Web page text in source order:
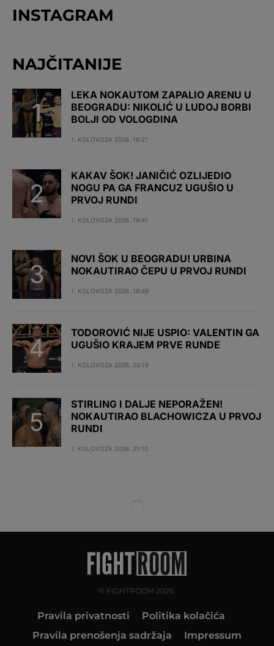
INSTAGRAM
NAJČITANIJE
LEKA NOKAUTOM ZAPALIO ARENU U
BEOGRADU: NIKOLIĆ U LUDOJ BORBI
BOLJI OD VOLOGDINA
1. KOLOVOZA 2026. 18:21
KAKAV ŠOK! JANIČIĆ OZLIJEDIO
NOGU PA GA FRANCUZ UGUŠIO U
PRVOJ RUNDI
1. KOLOVOZA 2026. 19:41
NOVI ŠOK U BEOGRADU! URBINA
NOKAUTIRAO ČEPU U PRVOJ RUNDI
1. KOLOVOZA 2026. 19:49
TODOROVIĆ NIJE USPIO: VALENTIN GA
UGUŠIO KRAJEM PRVE RUNDE
1. KOLOVOZA 2026. 20:19
STIRLING I DALJE NEPORAŽEN!
NOKAUTIRAO BLACHOWICZA U PRVOJ
RUNDI
1. KOLOVOZA 2026. 21:10
© FIGHTROOM 2026.
Pravila privatnosti
Politika kolačića
Pravila prenošenja sadržaja
Impressum